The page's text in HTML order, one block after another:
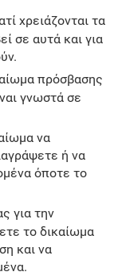
χρειάζονται τα
σε αυτά και για
πρόσβασης
γνωστά σε
να
ή να
όποτε το
για την
το δικαίωμα
και να